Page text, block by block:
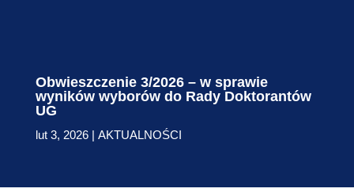
Obwieszczenie 3/2026 – w sprawie
wyników wyborów do Rady Doktorantów
UG
lut 3, 2026| AKTUALNOŚCI